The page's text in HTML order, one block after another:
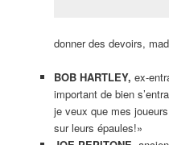
donner des devoirs,
BOB HARTLEY, ex-
important de bien
je veux que mes
sur leurs épaules!»